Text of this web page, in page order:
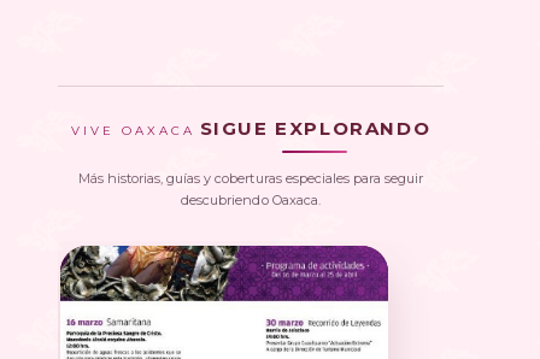
VIVE OAXACA SIGUE EXPLORANDO
Más historias, guías y coberturas especiales para seguir
descubriendo Oaxaca.